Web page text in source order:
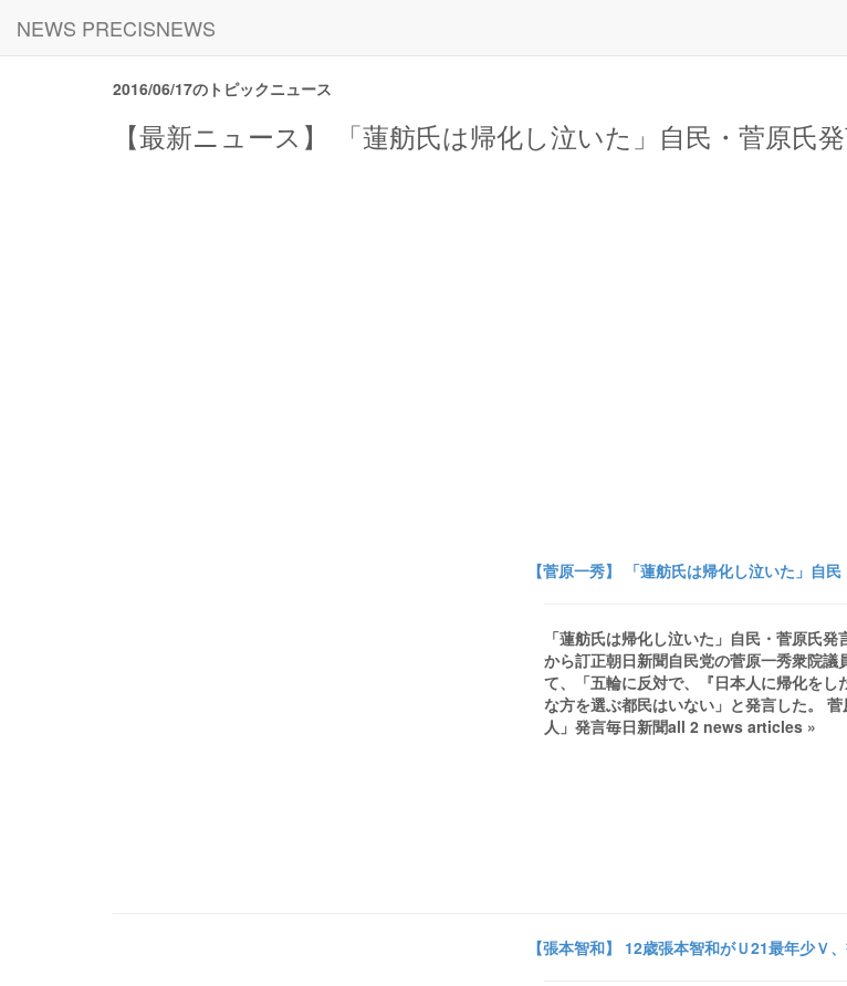
NEWS PRECISNEWS
2016/06/17のトピックニュース
【最新ニュース】 「蓮舫氏は帰化し泣いた」自民・菅原氏
【菅原一秀】 「蓮舫氏は帰化し泣いた」自
「蓮舫氏は帰化し泣いた」自民・菅原氏
から訂正朝日新聞自民党の菅原一秀衆院
て、「五輪に反対で、『日本人に帰化を
な方を選ぶ都民はいない」と発言した。
人」発言毎日新聞all 2 news articles »
【張本智和】 12歳張本智和がＵ21最年少Ｖ